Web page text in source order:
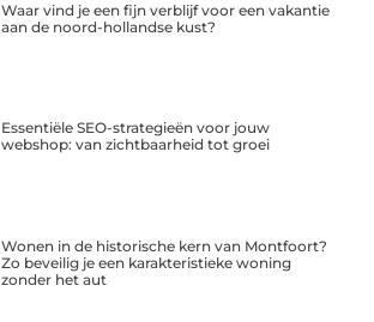
Waar vind je een fijn verblijf voor een vakantie
aan de noord-hollandse kust?
Essentiële SEO-strategieën voor jouw
webshop: van zichtbaarheid tot groei
Wonen in de historische kern van Montfoort?
Zo beveilig je een karakteristieke woning
zonder het aut